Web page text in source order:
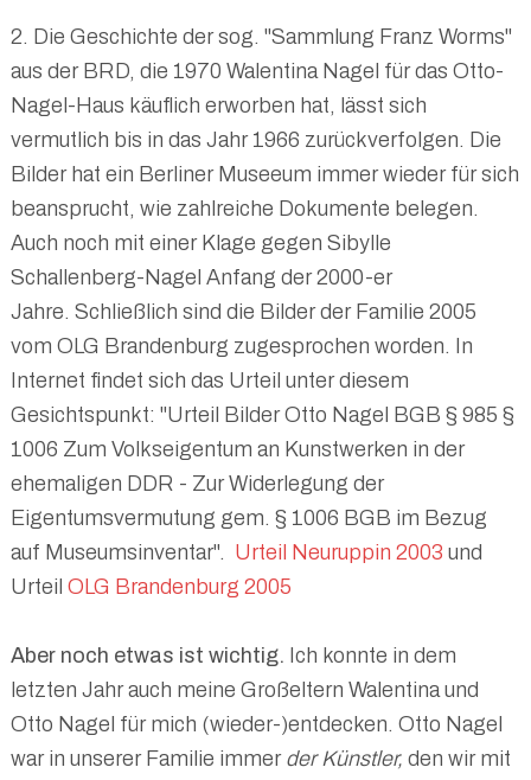
2. Die Geschichte der sog. "Sammlung Franz Worms"
aus der BRD, die 1970 Walentina Nagel für das Otto-
Nagel-Haus käuflich erworben hat, lässt sich
vermutlich bis in das Jahr 1966 zurückverfolgen. Die
Bilder hat ein Berliner Museeum immer wieder für sich
beansprucht, wie zahlreiche Dokumente belegen.
Auch noch mit einer Klage gegen Sibylle
Schallenberg-Nagel Anfang der 2000-er
Jahre. Schließlich sind die Bilder der Familie 2005
vom OLG Brandenburg zugesprochen worden. In
Internet findet sich das Urteil unter diesem
Gesichtspunkt: "Urteil Bilder Otto Nagel BGB § 985 §
1006 Zum Volkseigentum an Kunstwerken in der
ehemaligen DDR - Zur Widerlegung der
Eigentumsvermutung gem. § 1006 BGB im Bezug
auf Museumsinventar". Urteil Neuruppin 2003 und
Urteil OLG Brandenburg 2005
Aber noch etwas ist wichtig. Ich konnte in dem
letzten Jahr auch meine Großeltern Walentina und
Otto Nagel für mich (wieder-)entdecken. Otto Nagel
war in unserer Familie immer der Künstler, den wir mit